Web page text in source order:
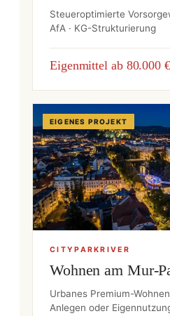
Steueroptimierte
AfA · KG-Strukturierung
Eigenmittel ab 80.000 €
EIGENES PROJEKT
CITYPARKRIVER
Wohnen am Mur-
Urbanes Premium-
Anlegen oder